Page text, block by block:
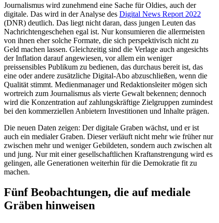
Journalismus wird zunehmend eine Sache für Oldies, auch der
digitale. Das wird in der Analyse des Digital News Report 2022
(DNR) deutlich. Das liegt nicht daran, dass jungen Leuten das
Nachrichtengeschehen egal ist. Nur konsumieren die allermeisten
von ihnen eher solche Formate, die sich perspektivisch nicht zu
Geld machen lassen. Gleichzeitig sind die Verlage auch angesichts
der Inflation darauf angewiesen, vor allem ein weniger
preissensibles Publikum zu bedienen, das durchaus bereit ist, das
eine oder andere zusätzliche Digital-Abo abzuschließen, wenn die
Qualität stimmt. Medienmanager und Redaktionsleiter mögen sich
wortreich zum Journalismus als vierte Gewalt bekennen; dennoch
wird die Konzentration auf zahlungskräftige Zielgruppen zumindest
bei den kommerziellen Anbietern Investitionen und Inhalte prägen.
Die neuen Daten zeigen: Der digitale Graben wächst, und er ist
auch ein medialer Graben. Dieser verläuft nicht mehr wie früher nur
zwischen mehr und weniger Gebildeten, sondern auch zwischen alt
und jung. Nur mit einer gesellschaftlichen Kraftanstrengung wird es
gelingen, alle Generationen weiterhin für die Demokratie fit zu
machen.
Fünf Beobachtungen, die auf mediale
Gräben hinweisen